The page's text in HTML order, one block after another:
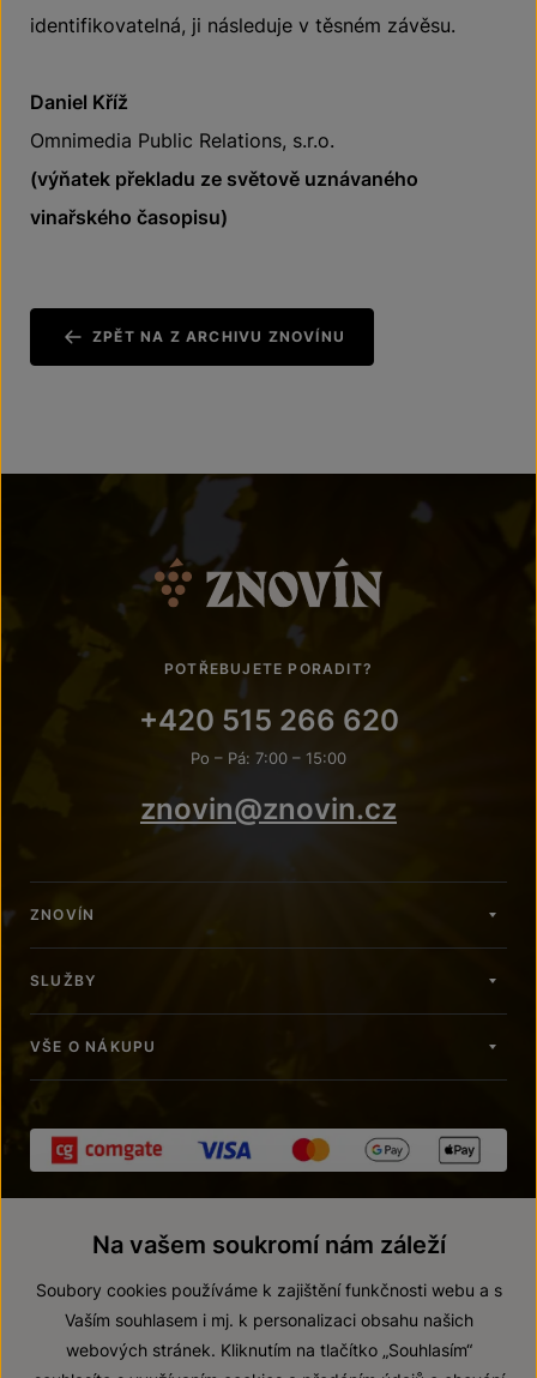
identifikovatelná, ji následuje v těsném závěsu.
Daniel Kříž
Omnimedia Public Relations, s.r.o.
(výňatek překladu ze světově uznávaného
vinařského časopisu)
ZPĚT NA Z ARCHIVU ZNOVÍNU
POTŘEBUJETE PORADIT?
+420 515 266 620
Po – Pá: 7:00 – 15:00
znovin@znovin.cz
ZNOVÍN
SLUŽBY
VŠE O NÁKUPU
© 2026 ZNOVÍN ZNOJMO, a. s.
Na vašem soukromí nám záleží
Soubory cookies používáme k zajištění funkčnosti webu a s
Vaším souhlasem i mj. k personalizaci obsahu našich
webových stránek. Kliknutím na tlačítko „Souhlasím“